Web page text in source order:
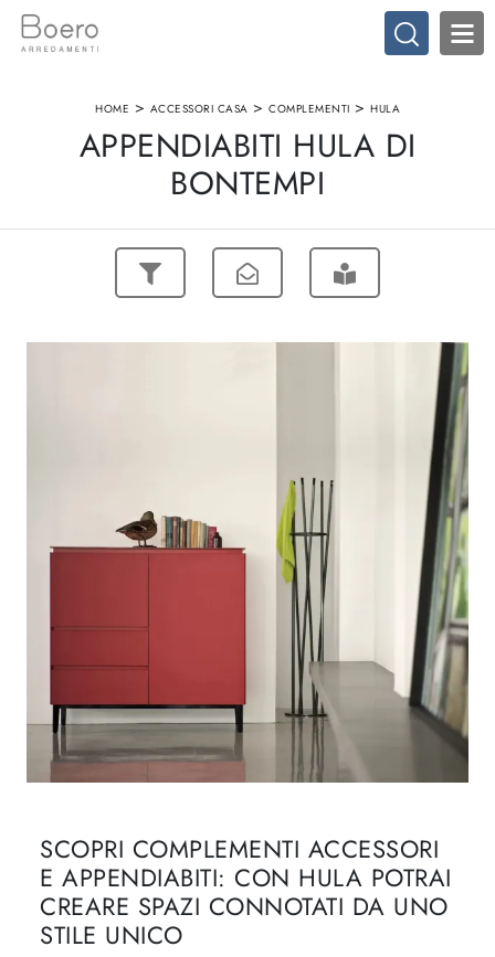
HOME > ACCESSORI CASA > COMPLEMENTI > HULA
APPENDIABITI HULA DI
BONTEMPI
SCOPRI COMPLEMENTI ACCESSORI
E APPENDIABITI: CON HULA POTRAI
CREARE SPAZI CONNOTATI DA UNO
STILE UNICO